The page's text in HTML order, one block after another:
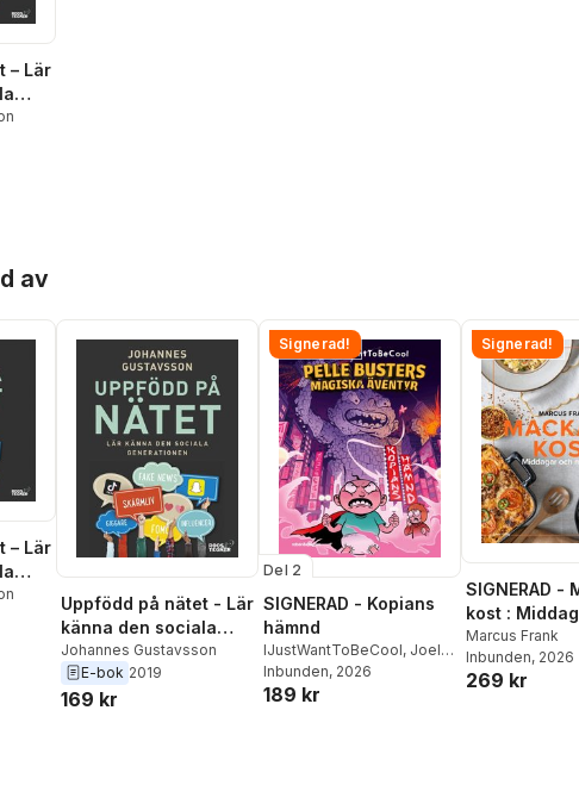
– Lär
av
– Lär
Uppfödd på nätet - Lär
känna den sociala
generationen
Johannes Gustavsson
E-bok 2019
169 kr
Signerad!
Del 2
SIGNERAD - Kopians
hämnd
IJustWantToBeCool, Joel
Adolphson,Emil Ejdemo
Beer ,Victor Beer
Inbunden, 2026
189 kr
Signerad!
SIGNERAD -
kost :
matlådor
Marcus Frank
Inbunden, 2026
269 kr